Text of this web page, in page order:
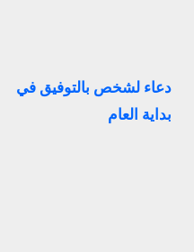
دعاء لشخص بالتوفيق في
بداية العام